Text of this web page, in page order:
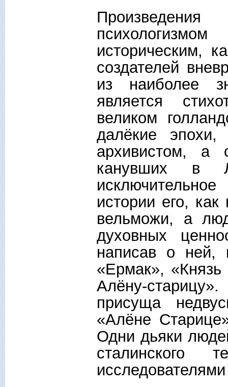
Произведения
историческим,
создателей
из наиболее
является
великом
далёкие
архивистом, а
канувших в
истории его,
вельможи, а
духовных
написав о ней,
«Ермак»,
Алёну-
присуща
«Алёне
Одни дьяки
сталинского